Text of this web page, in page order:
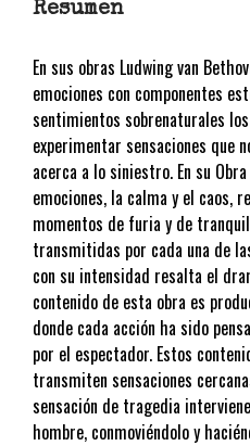
Resumen
En sus obras Ludwing van
emociones con componentes
sentimientos sobrenaturales
experimentar sensaciones que
acerca a lo siniestro. En su
emociones, la calma y el caos,
momentos de furia y de
transmitidas por cada una de
con su intensidad resalta el
contenido de esta obra es
donde cada acción ha sido
por el espectador. Estos
transmiten sensaciones
sensación de tragedia
hombre, conmoviéndolo y